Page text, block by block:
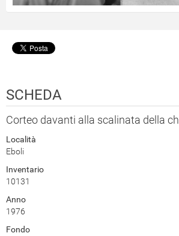
SCHEDA
Corteo davanti alla scalinata della
Località
Eboli
Inventario
10131
Anno
1976
Fondo